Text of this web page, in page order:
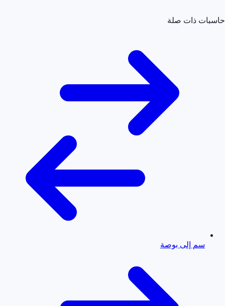
حاسبات ذات صلة
سم إلى بوصة